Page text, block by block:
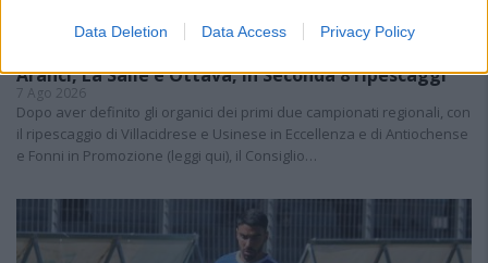
Data Deletion Data Access Privacy Policy
Aranci, La Salle e Ottava, in Seconda 8 ripescaggi
7 Ago 2026
Dopo aver definito gli organici dei primi due campionati regionali, con
il ripescaggio di Villacidrese e Usinese in Eccellenza e di Antiochense
e Fonni in Promozione (leggi qui), il Consiglio…